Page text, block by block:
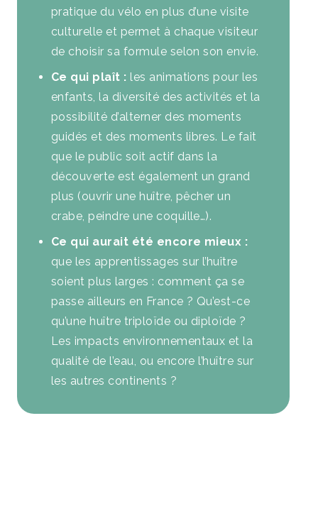
pratique du vélo en plus d’une visite
culturelle et permet à chaque visiteur
de choisir sa formule selon son envie.
Ce qui plaît : les animations pour les
enfants, la diversité des activités et la
possibilité d’alterner des moments
guidés et des moments libres. Le fait
que le public soit actif dans la
découverte est également un grand
plus (ouvrir une huître, pêcher un
crabe, peindre une coquille…).
Ce qui aurait été encore mieux :
que les apprentissages sur l’huître
soient plus larges : comment ça se
passe ailleurs en France ? Qu’est-ce
qu’une huître triploïde ou diploïde ?
Les impacts environnementaux et la
qualité de l’eau, ou encore l’huître sur
les autres continents ?